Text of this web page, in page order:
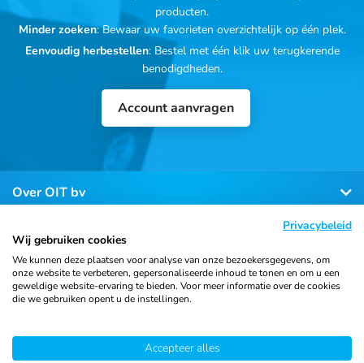
producten.
Minder zoeken: Bewaar uw favorieten overzichtelijk op één plek.
Eenvoudig herbestellen: Bestel met één klik uw terugkerende
benodigdheden.
Account aanvragen
Over OIT bv
Klantenservice
Contact
Algemene voorwaarden
Privacybeleid
Wij gebruiken cookies
We kunnen deze plaatsen voor analyse van onze bezoekersgegevens, om
onze website te verbeteren, gepersonaliseerde inhoud te tonen en om u een
geweldige website-ervaring te bieden. Voor meer informatie over de cookies
die we gebruiken opent u de instellingen.
Accepteer alles